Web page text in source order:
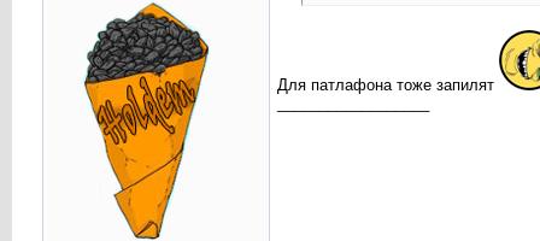
Для патлафона тоже запилят